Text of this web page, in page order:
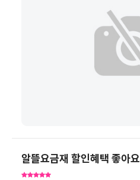
알뜰요금재 할인혜택 좋아요